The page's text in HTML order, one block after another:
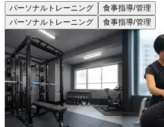
パーソナルトレーニング
食事指導/管理
パーソナルトレーニング
食事指導/管理